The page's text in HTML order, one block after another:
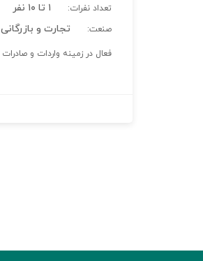
تعداد نفرات: ۱ تا ۱۰ نفر
صنعت: تجارت و بازرگانی
فعال در زمینه واردات‌ و صادرات